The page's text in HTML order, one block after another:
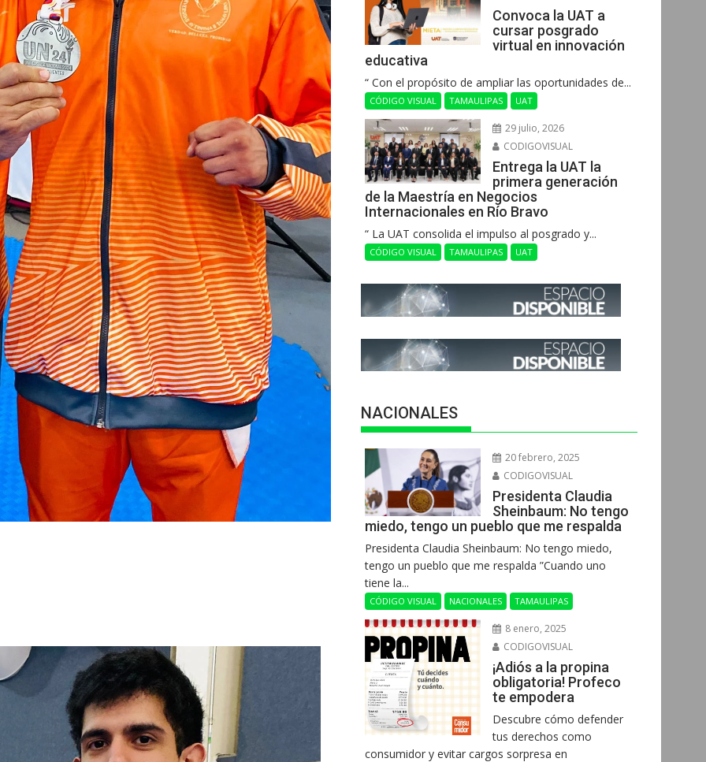
Convoca la UAT a
cursar posgrado
virtual en innovación
educativa
“ Con el propósito de ampliar las oportunidades de...
CÓDIGO VISUAL TAMAULIPAS UAT
29 julio, 2026
CODIGOVISUAL
Entrega la UAT la
primera generación
de la Maestría en Negocios
Internacionales en Río Bravo
“ La UAT consolida el impulso al posgrado y...
CÓDIGO VISUAL TAMAULIPAS UAT
NACIONALES
20 febrero, 2025
CODIGOVISUAL
Presidenta Claudia
Sheinbaum: No tengo
miedo, tengo un pueblo que me respalda
Presidenta Claudia Sheinbaum: No tengo miedo,
tengo un pueblo que me respalda ”Cuando uno
tiene la...
CÓDIGO VISUAL NACIONALES TAMAULIPAS
8 enero, 2025
CODIGOVISUAL
¡Adiós a la propina
obligatoria! Profeco
te empodera
Descubre cómo defender
tus derechos como
consumidor y evitar cargos sorpresa en